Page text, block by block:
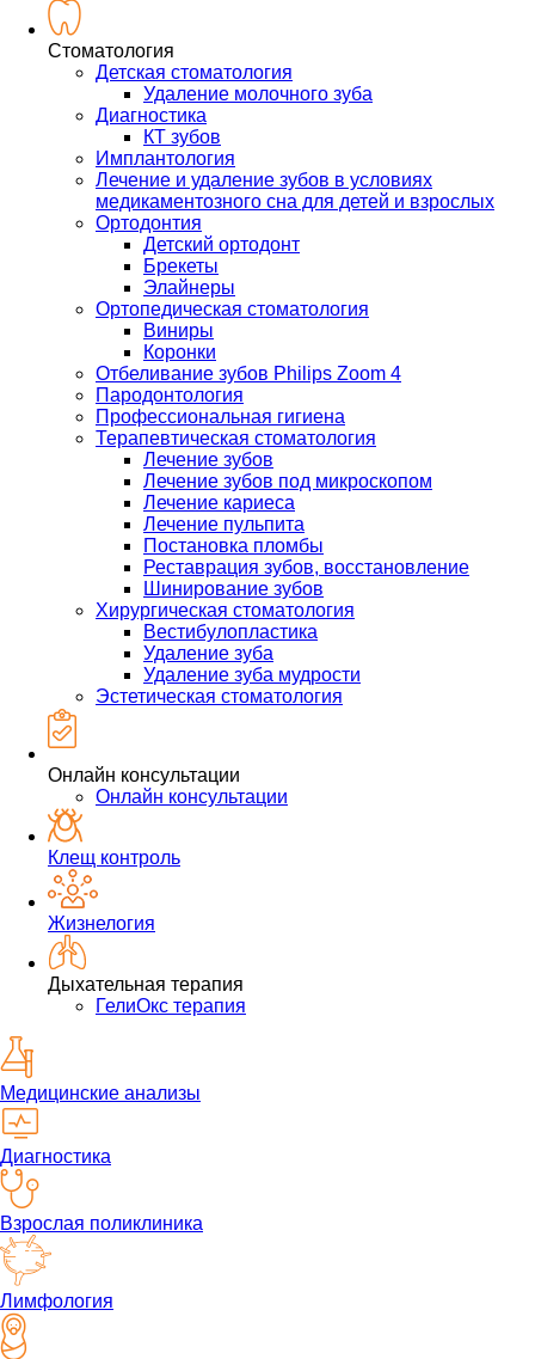
Стоматология
Детская стоматология
Удаление молочного зуба
Диагностика
КТ зубов
Имплантология
Лечение и удаление зубов в условиях
медикаментозного сна для детей и взрослых
Ортодонтия
Детский ортодонт
Брекеты
Элайнеры
Ортопедическая стоматология
Виниры
Коронки
Отбеливание зубов Philips Zoom 4
Пародонтология
Профессиональная гигиена
Терапевтическая стоматология
Лечение зубов
Лечение зубов под микроскопом
Лечение кариеса
Лечение пульпита
Постановка пломбы
Реставрация зубов, восстановление
Шинирование зубов
Хирургическая стоматология
Вестибулопластика
Удаление зуба
Удаление зуба мудрости
Эстетическая стоматология
Онлайн консультации
Онлайн консультации
Клещ контроль
Жизнелогия
Дыхательная терапия
ГелиОкс терапия
Медицинские анализы
Диагностика
Взрослая поликлиника
Лимфология